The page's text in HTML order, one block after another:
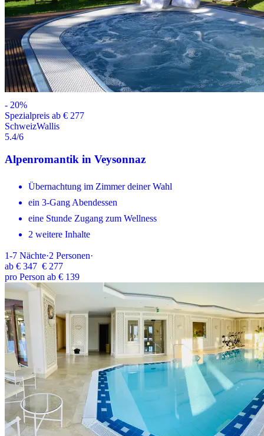
- 20%
Spezialpreis ab € 277
SchweizWallis
5.4/6
Alpenromantik in Veysonnaz
Übernachtung im Zimmer deiner Wahl
ein 3-Gang Abendessen
eine Stunde Zugang zum Wellness
2 weitere Inhalte
1-7 Nächte·2 Personen·
ab € 347 € 277
pro Person ab € 139